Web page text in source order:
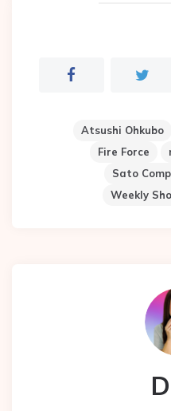
Atsushi Ohkubo
Fire Force
Sato
Weekly